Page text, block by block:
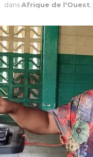
dansAfrique de l'Ouest